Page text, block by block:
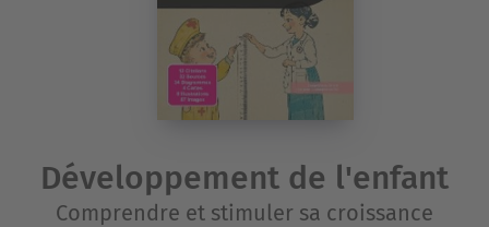
Développement de l'enfant
Comprendre et stimuler sa croissance